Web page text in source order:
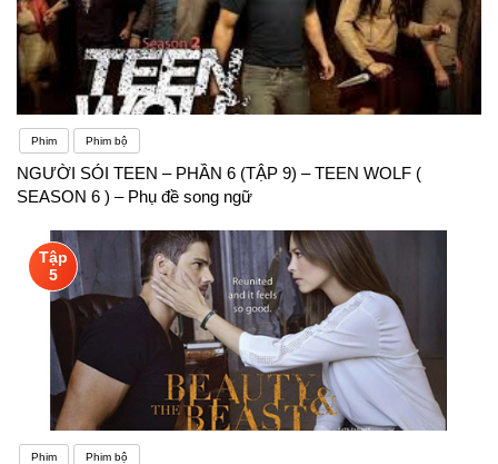
Phim Phim bộ
NGƯỜI SÓI TEEN – PHẦN 6 (TẬP 9) – TEEN WOLF (
SEASON 6 ) – Phụ đề song ngữ
Tập
5
Phim Phim bộ